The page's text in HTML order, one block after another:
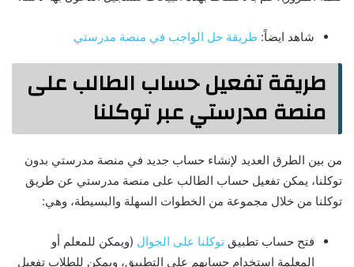
شاهد ايضاً: طريقة حل الواجب في منصة مدرستي
طريقة تفعيل حساب الطالب على
منصة مدرستي عبر توكلنا
من بين الطرق العديد لإنشاء حساب جديد في منصة مدرستي بدون
توكلنا، يمكن تفعيل حساب الطالب على منصة مدرستي عن طريق
توكلنا من خلال مجموعة من الخطوات السهلة والبسيطة، وهي:
فتح حساب تطبيق توكلنا على الجوال (ويمكن للمعلم أو
المعلمة استخدام حسابهم على التطبيق، ويمكن للطلاب تفعيل